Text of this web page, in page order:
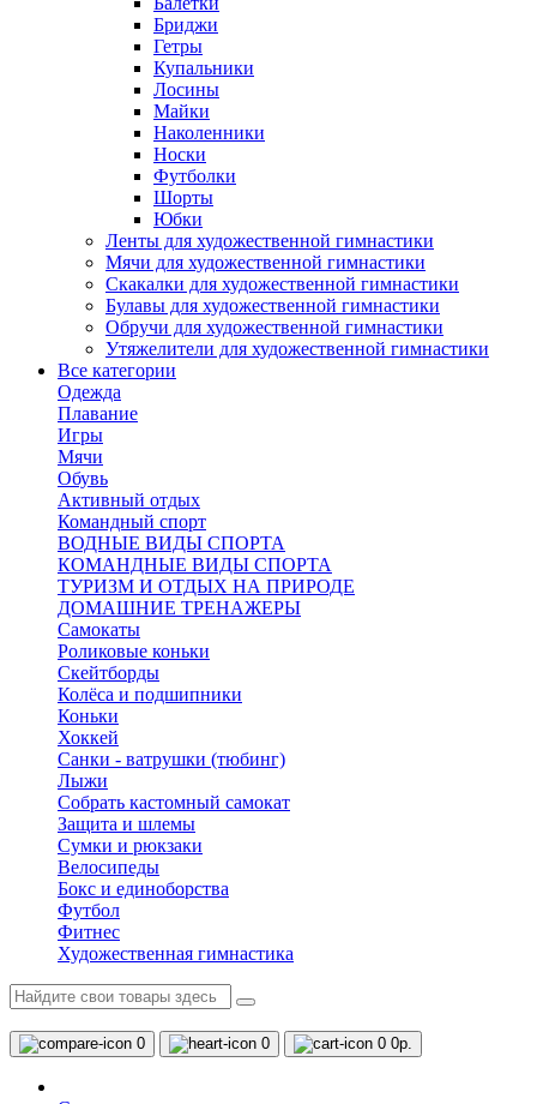
Бриджи
Гетры
Купальники
Лосины
Майки
Наколенники
Носки
Футболки
Шорты
Юбки
Ленты для художественной гимнастики
Мячи для художественной гимнастики
Скакалки для художественной гимнастики
Булавы для художественной гимнастики
Обручи для художественной гимнастики
Утяжелители для художественной гимнастики
Все категории
Одежда
Плавание
Игры
Мячи
Обувь
Активный отдых
Командный спорт
ВОДНЫЕ ВИДЫ СПОРТА
КОМАНДНЫЕ ВИДЫ СПОРТА
ТУРИЗМ И ОТДЫХ НА ПРИРОДЕ
ДОМАШНИЕ ТРЕНАЖЕРЫ
Самокаты
Роликовые коньки
Скейтборды
Колёса и подшипники
Коньки
Хоккей
Санки - ватрушки (тюбинг)
Лыжи
Собрать кастомный самокат
Защита и шлемы
Сумки и рюкзаки
Велосипеды
Бокс и единоборства
Футбол
Фитнес
Художественная гимнастика
0 0 0 0р.